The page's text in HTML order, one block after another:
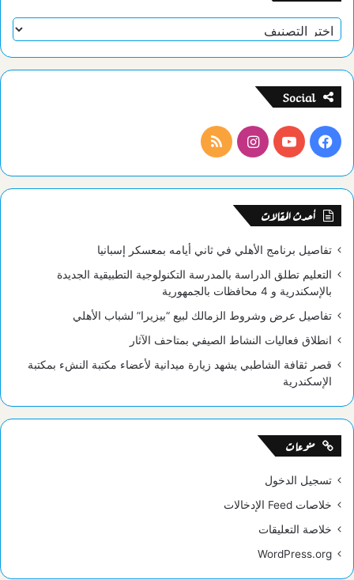
تصنيفات
Social
فيسبوكيوتيوبانستقرامملخص
الموقع
أحدث المقالات
تفاصيل برنامج الأهلي في ثاني أيامه بمعسكر إسبانيا
التعليم تطلق الدراسة بالمدرسة التكنولوجية التطبيقية الجديدة
بالإسكندرية و 4 محافظات بالجمهورية
تفاصيل عرض وشروط الزمالك لبيع “بيزيرا” لشباب الأهلي
انطلاق فعاليات النشاط الصيفي بمتاحف الآثار
قصر ثقافة الشاطبي يشهد زيارة ميدانية لأعضاء مكتبة النشء بمكتبة
الإسكندرية
منوعات
تسجيل الدخول
خلاصات Feed الإدخالات
خلاصة التعليقات
WordPress.org